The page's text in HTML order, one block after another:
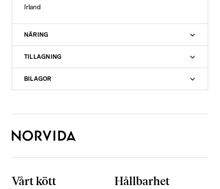
Irland
NÄRING
TILLAGNING
BILAGOR
Vårt kött
Hållbarhet
d
D
s